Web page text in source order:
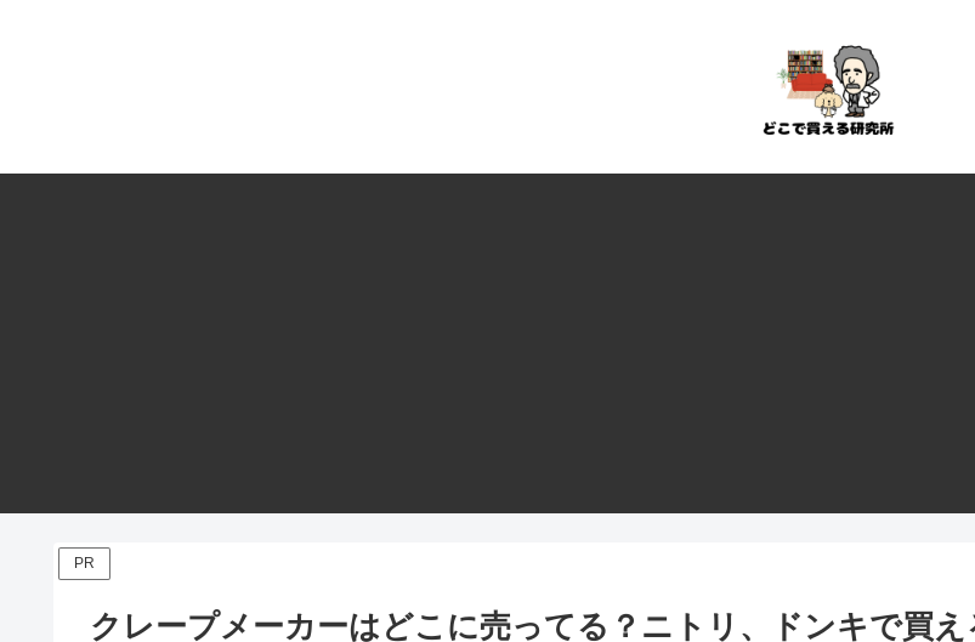
PR
クレープメーカーはどこに売ってる？ニトリ、ドンキで買え